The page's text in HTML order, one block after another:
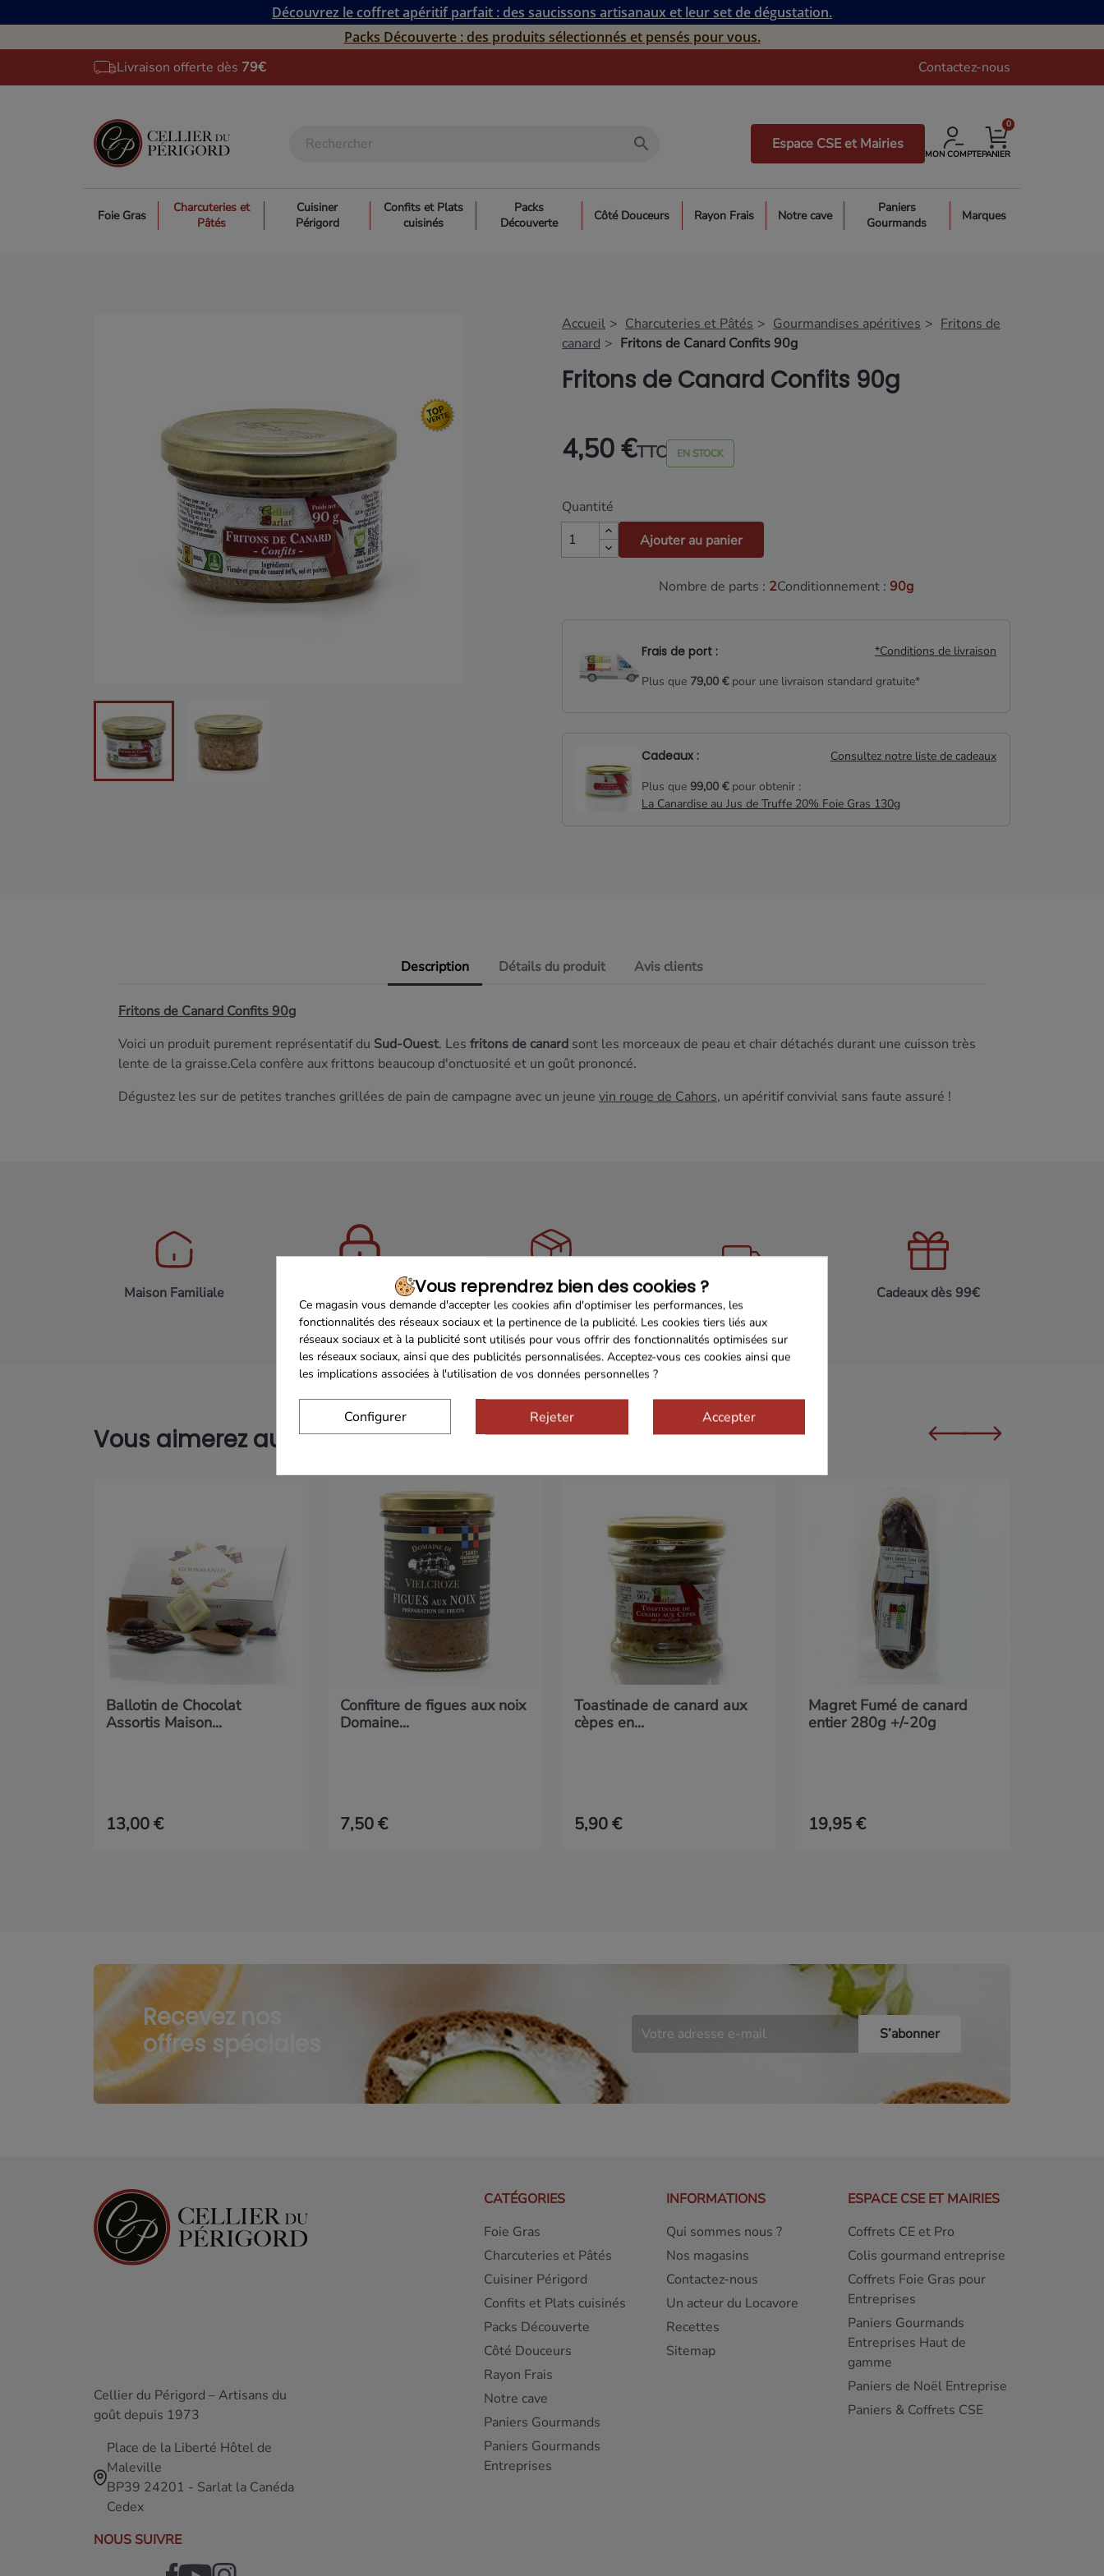
Découvrez le coffret apéritif parfait : des saucissons artisanaux et leur set de dégustation.
Packs Découverte : des produits sélectionnés et pensés pour vous.
Livraison offerte dès 79€ Contactez-nous
search Espace CSE et Mairies
MON COMPTEPANIER
0
Foie Gras
Charcuteries et
Pâtés
Cuisiner
Périgord
Confits et Plats
cuisinés
Packs
Découverte
Côté Douceurs Rayon Frais Notre cave
Paniers
Gourmands
Marques
Accueil Charcuteries et Pâtés Gourmandises apéritives
Fritons de
canard
Fritons de Canard Confits 90g
Fritons de Canard Confits 90g
4,50 €TTC EN STOCK
Quantité
Ajouter au panier
Nombre de parts : 2Conditionnement : 90g
Frais de port :
*Conditions de livraison
Plus que 79,00 €pour une livraison standard gratuite*
Cadeaux :
Consultez notre liste de cadeaux
Plus que 99,00 €pour obtenir :
La Canardise au Jus de Truffe 20% Foie Gras 130g
Description Détails du produit Avis clients
Fritons de Canard Confits 90g
Voici un produit purement représentatif du Sud-Ouest. Les fritons de canard sont les morceaux de peau et chair détachés durant une cuisson très
lente de la graisse.Cela confère aux frittons beaucoup d'onctuosité et un goût prononcé.
Dégustez les sur de petites tranches grillées de pain de campagne avec un jeune vin rouge de Cahors, un apéritif convivial sans faute assuré !
Maison Familiale Paiement Sécurisé Franco de port 79€ Livraison 24h/48h Cadeaux dès 99€
Vous aimerez aussi...
Ballotin de Chocolat
Assortis Maison...
13,00 €
Confiture de figues aux noix
Domaine...
7,50 €
Toastinade de canard aux
cèpes en...
5,90 €
Magret Fumé de canard
entier 280g +/-20g
19,95 €
Recevez nos
offres spéciales
Cellier du Périgord – Artisans du
goût depuis 1973
Place de la Liberté Hôtel de
Maleville
BP39 24201 - Sarlat la Canéda
Cedex
NOUS SUIVRE
CATÉGORIES
Foie Gras
Charcuteries et Pâtés
Cuisiner Périgord
Confits et Plats cuisinés
Packs Découverte
Côté Douceurs
Rayon Frais
Notre cave
Paniers Gourmands
Paniers Gourmands
Entreprises
INFORMATIONS
Qui sommes nous ?
Nos magasins
Contactez-nous
Un acteur du Locavore
Recettes
Sitemap
ESPACE CSE ET MAIRIES
Coffrets CE et Pro
Colis gourmand entreprise
Coffrets Foie Gras pour
Entreprises
Paniers Gourmands
Entreprises Haut de
gamme
Paniers de Noël Entreprise
Paniers & Coffrets CSE
Vous reprendrez bien des cookies ?
Ce magasin vous demande d'accepter les cookies afin d'optimiser les performances, les
fonctionnalités des réseaux sociaux et la pertinence de la publicité. Les cookies tiers liés aux
réseaux sociaux et à la publicité sont utilisés pour vous offrir des fonctionnalités optimisées sur
les réseaux sociaux, ainsi que des publicités personnalisées. Acceptez-vous ces cookies ainsi que
les implications associées à l'utilisation de vos données personnelles ?
Configurer Rejeter Accepter